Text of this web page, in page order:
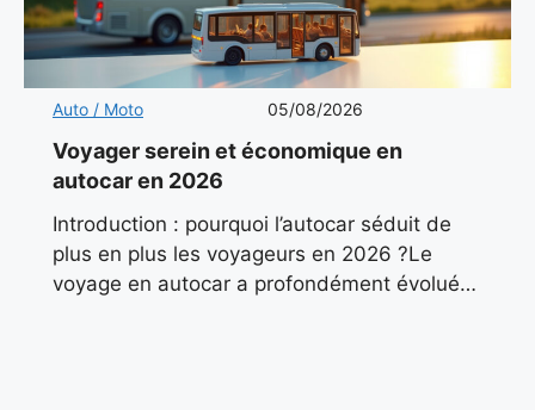
Auto / Moto 05/08/2026
Voyager serein et économique en
autocar en 2026
Introduction : pourquoi l’autocar séduit de
plus en plus les voyageurs en 2026 ?Le
voyage en autocar a profondément évolué